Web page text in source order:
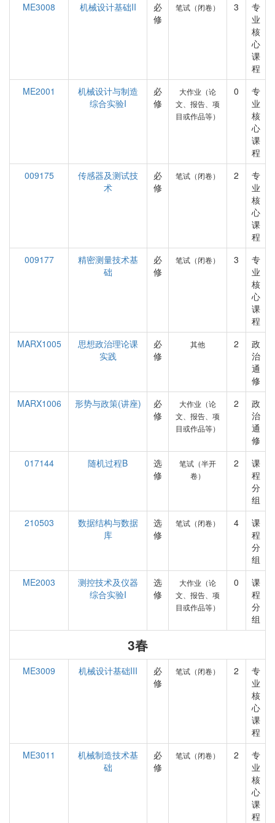
ME3008
机械设计基础II
必
修
笔试（闭卷） 3
专
业
核
心
课
程
ME2001
机械设计与制造
综合实验I
必
修
大作业（论
文、报告、项
目或作品等）
0
专
业
核
心
课
程
009175
传感器及测试技
术
必
修
笔试（闭卷） 2
专
业
核
心
课
程
009177
精密测量技术基
础
必
修
笔试（闭卷） 3
专
业
核
心
课
程
MARX1005
思想政治理论课
实践
必
修
其他 2
政
治
通
修
MARX1006
形势与政策(讲座)
必
修
大作业（论
文、报告、项
目或作品等）
2
政
治
通
修
017144
随机过程B
选
修
笔试（半开
卷）
2
课
程
分
组
210503
数据结构与数据
库
选
修
笔试（闭卷） 4
课
程
分
组
ME2003
测控技术及仪器
综合实验I
选
修
大作业（论
文、报告、项
目或作品等）
0
课
程
分
组
3春
ME3009 机械设计基础III
必
修
笔试（闭卷） 2
专
业
核
心
课
程
ME3011
机械制造技术基
础
必
修
笔试（闭卷） 2
专
业
核
心
课
程